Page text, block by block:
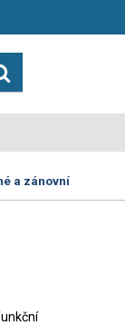
a zánovní